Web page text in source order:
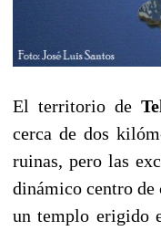
El territorio de
cerca de dos
ruinas, pero las
dinámico centro
un templo erigido